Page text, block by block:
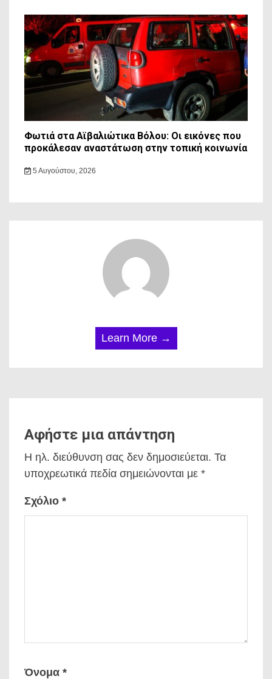
Φωτιά στα Αϊβαλιώτικα Βόλου: Οι εικόνες που
προκάλεσαν αναστάτωση στην τοπική κοινωνία
5 Αυγούστου, 2026
Learn More →
Αφήστε μια απάντηση
Η ηλ. διεύθυνση σας δεν δημοσιεύεται. Τα
υποχρεωτικά πεδία σημειώνονται με *
Σχόλιο *
Όνομα *